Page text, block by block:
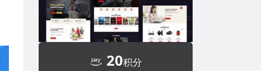
20积分